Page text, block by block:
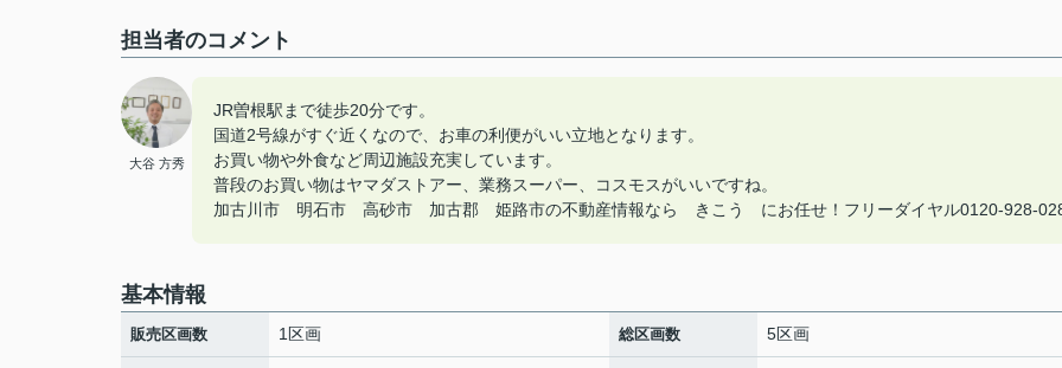
担当者のコメント
大谷 方秀
JR曽根駅まで徒歩20分です。
国道2号線がすぐ近くなので、お車の利便がいい立地となります。
お買い物や外食など周辺施設充実しています。
普段のお買い物はヤマダストアー、業務スーパー、コスモスがいいですね。
加古川市 明石市 高砂市 加古郡 姫路市の不動産情報なら きこう にお任せ！フリーダイヤル0120-928-
基本情報
販売区画数 1区画 総区画数 5区画